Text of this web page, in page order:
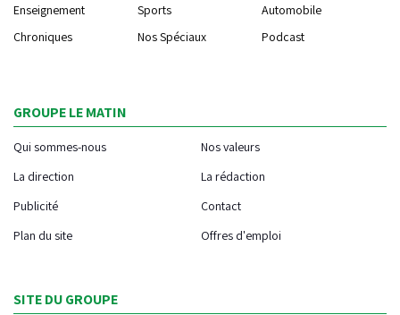
Enseignement
Sports
Automobile
Chroniques
Nos Spéciaux Podcast
GROUPE LE MATIN
Qui sommes-nous
Nos valeurs
La direction
La rédaction
Publicité
Contact
Plan du site
Offres d'emploi
SITE DU GROUPE